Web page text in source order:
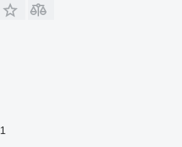
1